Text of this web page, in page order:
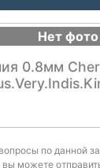
Нет фото
0.8мм
по данной
можете